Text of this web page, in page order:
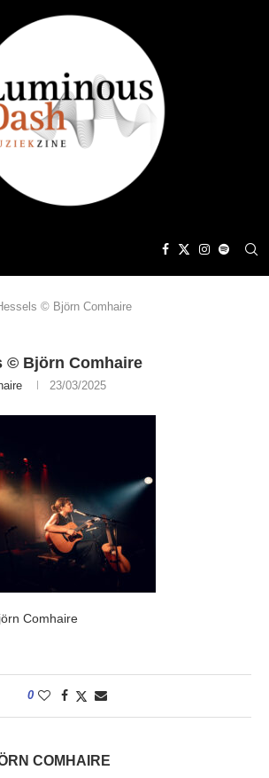
© Björn Comhaire
© Björn Comhaire
23/03/2025
Comhaire
0
COMHAIRE